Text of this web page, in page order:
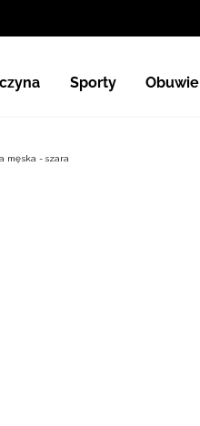
Sporty Obuwie
męska - szara